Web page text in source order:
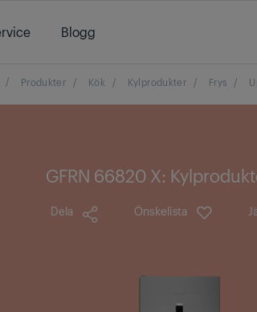
Blogg
/ Produkter / Kök / Kylprodukter / Frys /
GFRN 66820 X:
Dela Önskelista